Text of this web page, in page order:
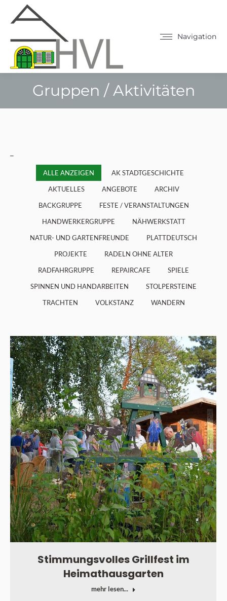
Navigation
Gruppen / Aktivitäten
Sie befinden sich hier:
ALLE ANZEIGEN
AK STADTGESCHICHTE
AKTUELLES
ANGEBOTE
ARCHIV
BACKGRUPPE
FESTE / VERANSTALTUNGEN
HANDWERKERGRUPPE
NÄHWERKSTATT
NATUR- UND GARTENFREUNDE
PLATTDEUTSCH
PROJEKTE
RADELN OHNE ALTER
RADFAHRGRUPPE
REPAIRCAFE
SPIELE
SPINNEN UND HANDARBEITEN
STOLPERSTEINE
TRACHTEN
VOLKSTANZ WANDERN
Stimmungsvolles Grillfest im
Heimathausgarten
mehr lesen...